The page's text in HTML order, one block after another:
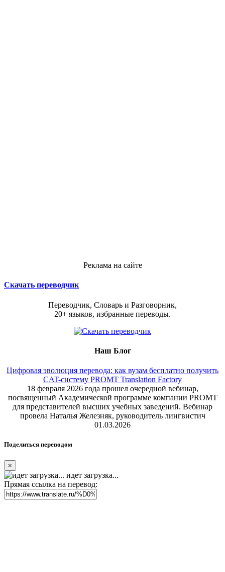
Реклама на сайте
Скачать переводчик
Переводчик, Словарь и Разговорник,
20+ языков, избранные переводы.
Наш Блог
Цифровая эволюция перевода: как вузам бесплатно получить
CAT-систему PROMT Translation Factory
18 февраля 2026 года прошел очередной вебинар,
посвященный Академической программе компании PROMT
для представителей высших учебных заведений. Вебинар
провела Наталья Железняк, руководитель лингвистич
01.03.2026
Поделиться переводом
×
идет загрузка...
Прямая ссылка на перевод: